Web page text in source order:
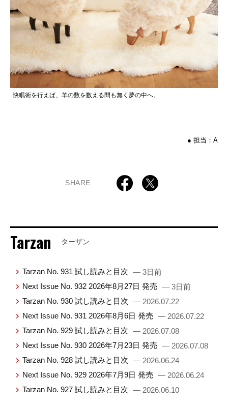
快眠術を行えば、羊の数を数える間も無く夢の中へ。
● 担当：A
SHARE
Tarzan ターザン
Tarzan No. 931 試し読みと目次 — 3日前
Next Issue No. 932 2026年8月27日 発売 — 3日前
Tarzan No. 930 試し読みと目次 — 2026.07.22
Next Issue No. 931 2026年8月6日 発売 — 2026.07.22
Tarzan No. 929 試し読みと目次 — 2026.07.08
Next Issue No. 930 2026年7月23日 発売 — 2026.07.08
Tarzan No. 928 試し読みと目次 — 2026.06.24
Next Issue No. 929 2026年7月9日 発売 — 2026.06.24
Tarzan No. 927 試し読みと目次 — 2026.06.10